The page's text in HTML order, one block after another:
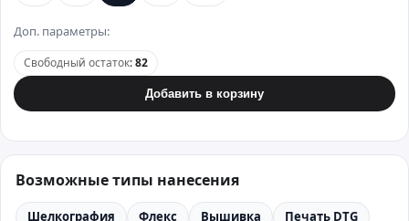
Доп. параметры:
Свободный остаток:82
Добавить в корзину
Возможные типы нанесения
Шелкография Флекс Вышивка
Печать DTG